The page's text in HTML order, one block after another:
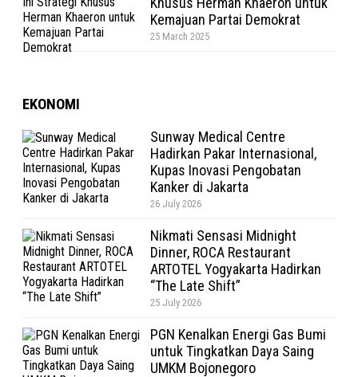
Kemajuan Partai Demokrat
25 March 2025
EKONOMI
Sunway Medical Centre
Hadirkan Pakar Internasional,
Kupas Inovasi Pengobatan
Kanker di Jakarta
26 July 2026
Nikmati Sensasi Midnight
Dinner, ROCA Restaurant
ARTOTEL Yogyakarta Hadirkan
“The Late Shift”
25 July 2026
PGN Kenalkan Energi Gas Bumi
untuk Tingkatkan Daya Saing
UMKM Bojonegoro